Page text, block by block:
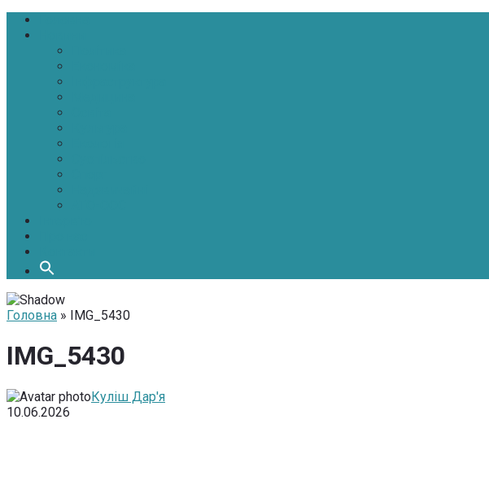
Головна » IMG_5430
IMG_5430
Куліш Дар'я
10.06.2026